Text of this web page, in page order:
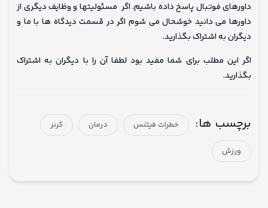
داورهای فوتبال پاسخ داده باشیم. اگر مسئولیتها و وظایف دیگری از
داورها می دانید خوشحال می شوم اگر در قسمت دیدگاه ها با ما و
دیگران به اشتراک بگذارید.
اگر این مطلب برای شما مفید بود لطفا آن را با دیگران به اشتراک
بگذارید.
برچسب ها: خطرات فیتنس درمان کرنر
ورزش